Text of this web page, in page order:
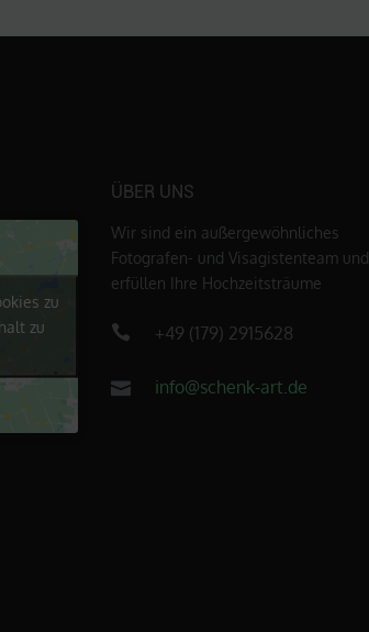
zu
zu
ÜBER UNS
Wir sind ein außergewöhnliches
Fotografen- und Visagistenteam und
erfüllen Ihre Hochzeitsträume
+49 (179) 2915628
info@schenk-art.de